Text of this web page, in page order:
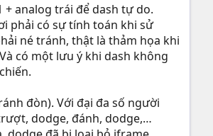
analog trái để dash tự do.
phải có sự tính toán khi sử
né tránh, thật là thảm họa khi
có một lưu ý khi dash không
đòn). Với đại đa số người
dodge, đánh, dodge,…